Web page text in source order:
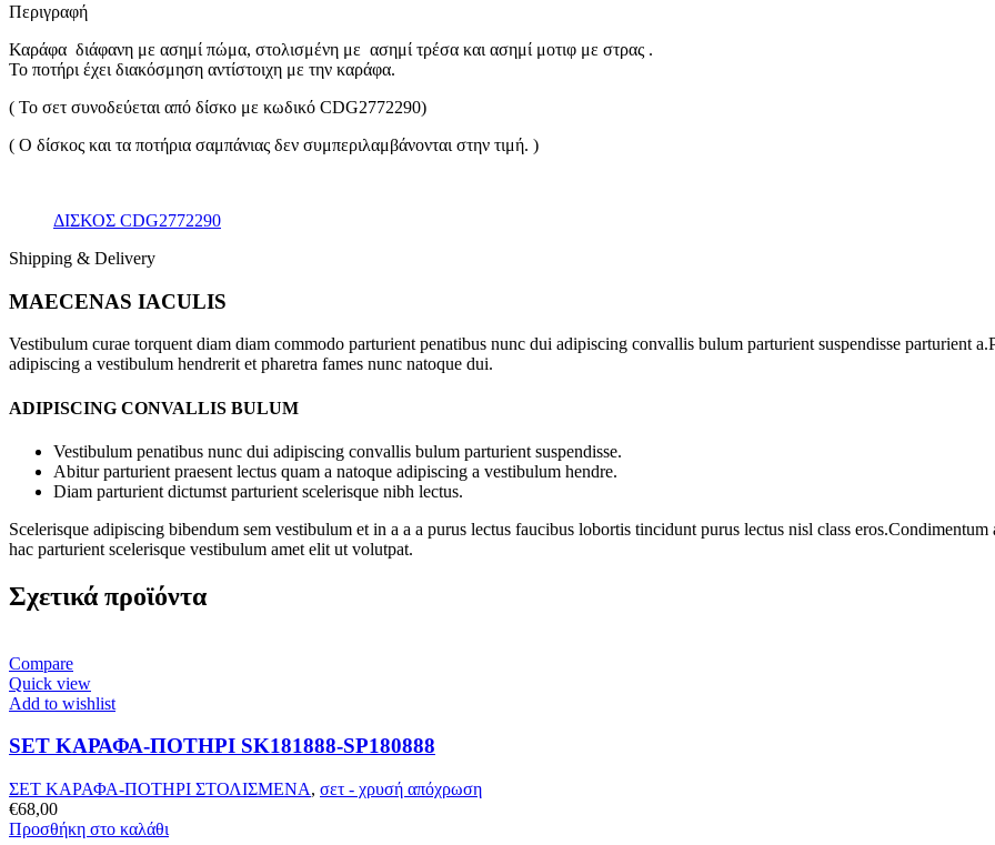
Περιγραφή
Καράφα διάφανη με ασημί πώμα, στολισμένη με ασημί τρέσα και ασημί μοτιφ με στρας .
Το ποτήρι έχει διακόσμηση αντίστοιχη με την καράφα.
( Το σετ συνοδεύεται από δίσκο με κωδικό CDG2772290)
( Ο δίσκος και τα ποτήρια σαμπάνιας δεν συμπεριλαμβάνονται στην τιμή. )
ΔΙΣΚΟΣ CDG2772290
Shipping & Delivery
MAECENAS IACULIS
Vestibulum curae torquent diam diam commodo parturient penatibus nunc dui adipiscing convallis bulum parturient suspendisse parturient
adipiscing a vestibulum hendrerit et pharetra fames nunc natoque dui.
ADIPISCING CONVALLIS BULUM
Vestibulum penatibus nunc dui adipiscing convallis bulum parturient suspendisse.
Abitur parturient praesent lectus quam a natoque adipiscing a vestibulum hendre.
Diam parturient dictumst parturient scelerisque nibh lectus.
Scelerisque adipiscing bibendum sem vestibulum et in a a a purus lectus faucibus lobortis tincidunt purus lectus nisl class
hac parturient scelerisque vestibulum amet elit ut volutpat.
Σχετικά προϊόντα
Compare
Quick view
Add to wishlist
SET ΚΑΡΑΦΑ-ΠΟΤΗΡΙ SK181888-SP180888
ΣΕΤ ΚΑΡΑΦΑ-ΠΟΤΗΡΙ ΣΤΟΛΙΣΜΕΝΑ, σετ - χρυσή απόχρωση
€68,00
Προσθήκη στο καλάθι